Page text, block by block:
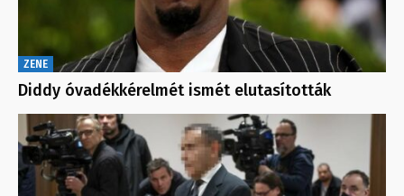
ZENE
Diddy óvadékkérelmét ismét elutasították